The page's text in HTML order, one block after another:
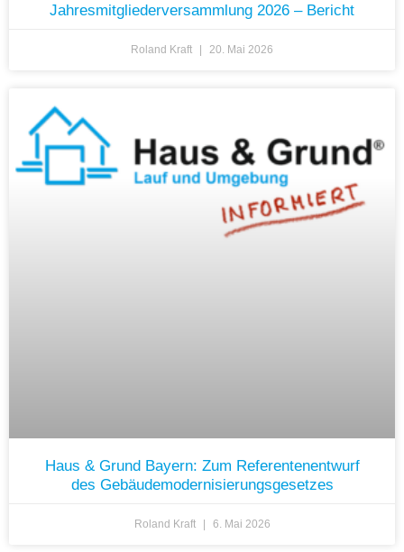
Jahresmitgliederversammlung 2026 – Bericht
Roland Kraft 20. Mai 2026
Haus & Grund Bayern: Zum Referentenentwurf
des Gebäudemodernisierungsgesetzes
Roland Kraft 6. Mai 2026